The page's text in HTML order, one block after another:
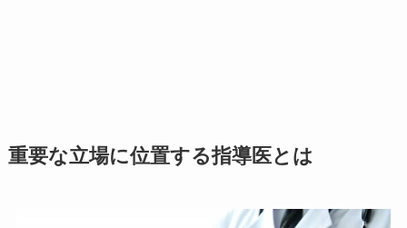
重要な立場に位置する指導医とは